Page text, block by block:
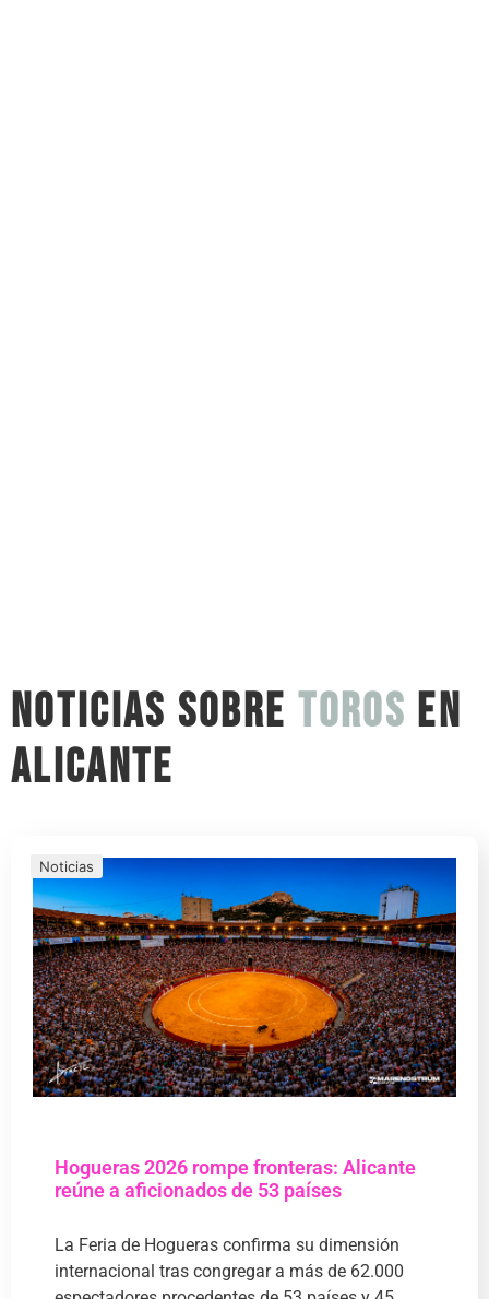
Noticias sobre toros en
Alicante
Noticias
Hogueras 2026 rompe fronteras: Alicante
reúne a aficionados de 53 países
La Feria de Hogueras confirma su dimensión
internacional tras congregar a más de 62.000